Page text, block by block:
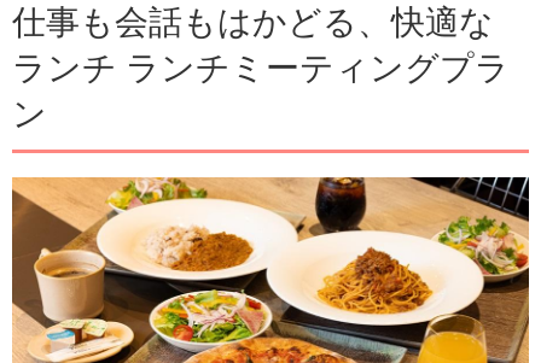
仕事も会話もはかどる、快適な
ランチ ランチミーティングプラ
ン